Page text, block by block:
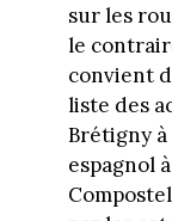
sur les
le
convient
liste des
Brétigny à
espagnol